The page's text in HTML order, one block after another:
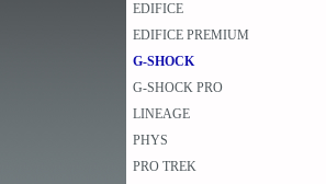
EDIFICE
EDIFICE PREMIUM
G-SHOCK
G-SHOCK PRO
LINEAGE
PHYS
PRO TREK